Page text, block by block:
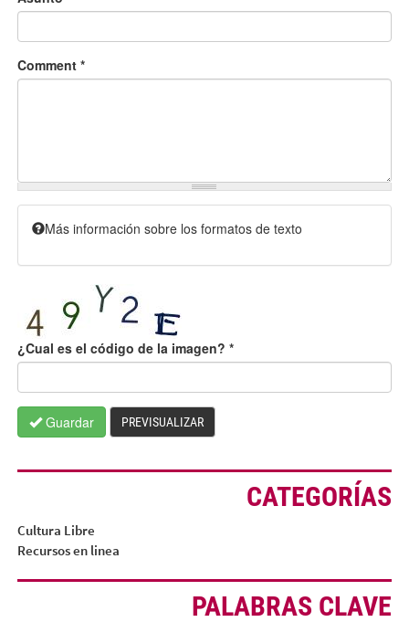
Comment *
Más información sobre los formatos de texto
¿Cual es el código de la imagen? *
Guardar PREVISUALIZAR
CATEGORÍAS
Cultura Libre
Recursos en linea
PALABRAS CLAVE